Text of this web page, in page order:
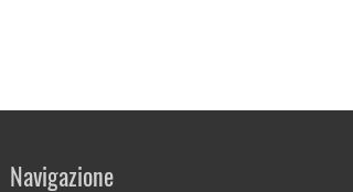
Navigazione